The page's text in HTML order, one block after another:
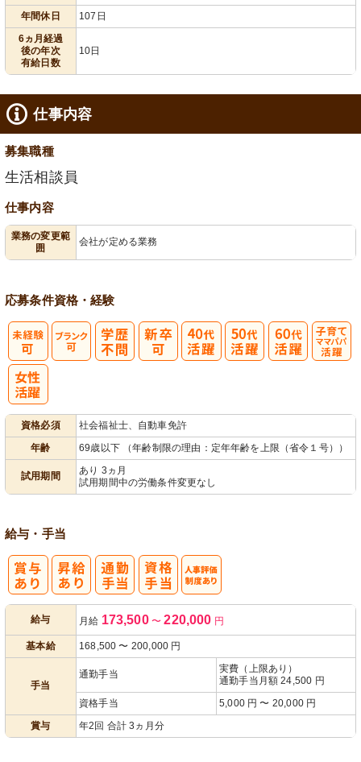
年間休日
107日
6ヵ月経過
後の年次
有給日数
10日
仕事内容
募集職種
生活相談員
仕事内容
業務の変更範
囲
会社が定める業務
応募条件資格・経験
資格必須
社会福祉士、自動車免許
年齢
69歳以下 （年齢制限の理由：定年年齢を上限（省令１号））
試用期間
あり 3ヵ月
試用期間中の労働条件変更なし
給与・手当
給与 月給 173,500 〜 220,000 円
基本給 168,500 〜 200,000 円
手当
通勤手当
実費（上限あり）
通勤手当月額 24,500 円
資格手当
5,000 円 〜 20,000 円
賞与
年2回 合計 3ヵ月分